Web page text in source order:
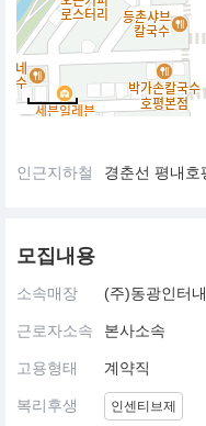
인근지하철 경춘선 평내호
모집내용
소속매장 (주)동광인터
근로자소속 본사소속
고용형태 계약직
복리후생 인센티브제